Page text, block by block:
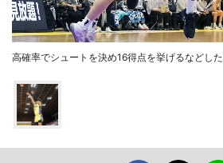
高確率でシュートを決め16得点を挙げるなどした